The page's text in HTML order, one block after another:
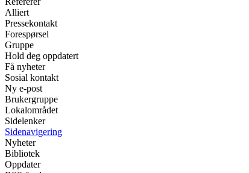
Alliert
Pressekontakt
Forespørsel
Gruppe
Hold deg oppdatert
Få nyheter
Sosial kontakt
Ny e-post
Brukergruppe
Lokalområdet
Sidelenker
Sidenavigering
Nyheter
Bibliotek
Oppdater